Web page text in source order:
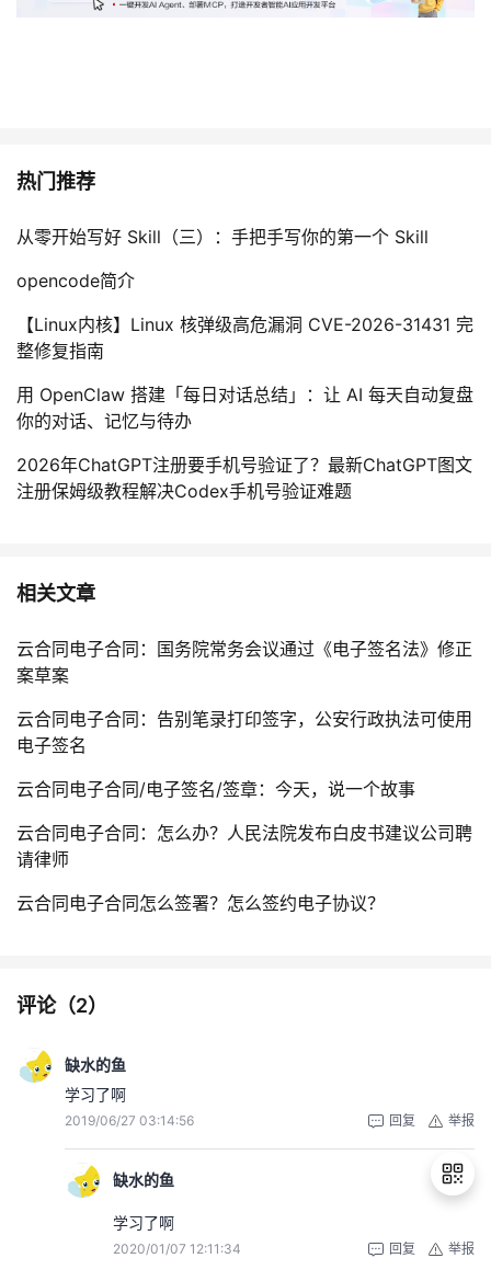
热门推荐
从零开始写好 Skill（三）：手把手写你的第一个 Skill
opencode简介
【Linux内核】Linux 核弹级高危漏洞 CVE-2026-31431 完
整修复指南
用 OpenClaw 搭建「每日对话总结」：让 AI 每天自动复盘
你的对话、记忆与待办
2026年ChatGPT注册要手机号验证了？最新ChatGPT图文
注册保姆级教程解决Codex手机号验证难题
相关文章
云合同电子合同：国务院常务会议通过《电子签名法》修正
案草案
云合同电子合同：告别笔录打印签字，公安行政执法可使用
电子签名
云合同电子合同/电子签名/签章：今天，说一个故事
云合同电子合同：怎么办？人民法院发布白皮书建议公司聘
请律师
云合同电子合同怎么签署？怎么签约电子协议？
评论（2）
缺水的鱼
学习了啊
2019/06/27 03:14:56 举报
回复
缺水的鱼
学习了啊
2020/01/07 12:11:34 举报
回复